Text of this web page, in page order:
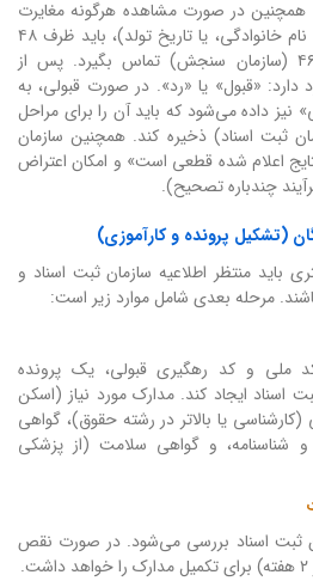
همچنین در صورت مشاهده هرگونه مغایرت
در اطلاعات شخصی (مانند نام، نام خانوادگی، یا تاریخ تولد)، باید ظرف ۴۸
ساعت با شماره تلفن ۰۲۱-۴۶۳۶ (سازمان سنجش) تماس بگیرد. پس از
«قبول» یا «رد». در صورت قبولی، به
داده می‌شود که باید آن را برای مراحل
ثبت اسناد) ذخیره کند. همچنین سازمان
اعلام شده قطعی است» و امکان اعتراض
چندباره تصحیح).
(تشکیل پرونده و کارآموزی)
باید منتظر اطلاعیه سازمان ثبت اسناد و
ملی و کد رهگیری قبولی، یک پرونده
اسناد ایجاد کند. مدارک مورد نیاز (اسکن
یا بالاتر در رشته حقوق)، گواهی
شناسنامه، و گواهی سلامت (از پزشکی
ثبت اسناد بررسی می‌شود. در صورت نقص